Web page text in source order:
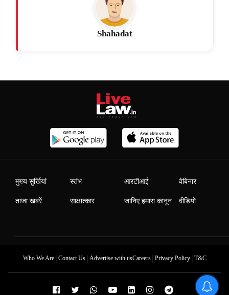
Shahadat
मुख्य सुर्खियां
ताजा खबरें
स्तंभ
साक्षात्कार
आरटीआई
जानिए हमारा कानून
वेबिनार
वीडियो
Who We Are| Contact Us| Advertise with usCareers| Privacy Policy| T&C